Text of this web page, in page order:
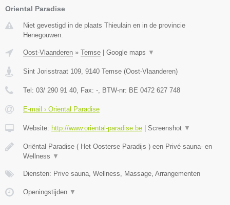
Oriental Paradise
Niet gevestigd in de plaats Thieulain en in de provincie
Henegouwen.
Oost-Vlaanderen » Temse Google maps ▼
Sint Jorisstraat 109, 9140 Temse (Oost-Vlaanderen)
Tel: 03/ 290 91 40, Fax: -, BTW-nr: BE 0472 627 748
E-mail › Oriental Paradise
Website: http://www.oriental-paradise.be Screenshot ▼
Oriëntal Paradise ( Het Oosterse Paradijs ) een Privé sauna- en
Wellness ▼
Diensten: Prive sauna, Wellness, Massage, Arrangementen
Openingstijden ▼